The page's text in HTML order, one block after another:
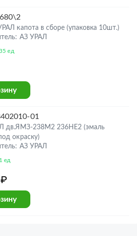
капота в сборе (упаковка 10шт.)
АЗ УРАЛ
ед
01
дв.ЯМЗ-238М2 236НЕ2 (эмаль
окраску)
АЗ УРАЛ
ед